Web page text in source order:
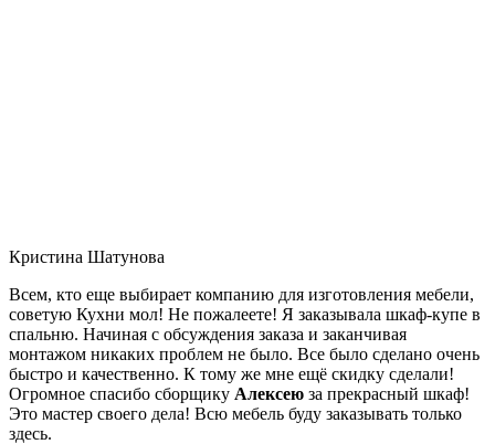
Кристина Шатунова
Всем, кто еще выбирает компанию для изготовления мебели,
советую Кухни мол! Не пожалеете! Я заказывала шкаф-купе в
спальню. Начиная с обсуждения заказа и заканчивая
монтажом никаких проблем не было. Все было сделано очень
быстро и качественно. К тому же мне ещё скидку сделали!
Огромное спасибо сборщику Алексею за прекрасный шкаф!
Это мастер своего дела! Всю мебель буду заказывать только
здесь.